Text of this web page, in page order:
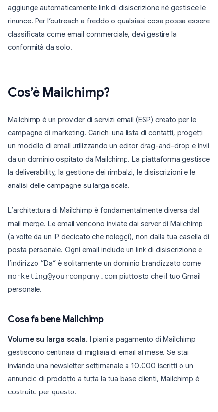
aggiunge automaticamente link di disiscrizione né gestisce le
rinunce. Per l’outreach a freddo o qualsiasi cosa possa essere
classificata come email commerciale, devi gestire la
conformità da solo.
Cos’è Mailchimp?
Mailchimp è un provider di servizi email (ESP) creato per le
campagne di marketing. Carichi una lista di contatti, progetti
un modello di email utilizzando un editor drag-and-drop e invii
da un dominio ospitato da Mailchimp. La piattaforma gestisce
la deliverability, la gestione dei rimbalzi, le disiscrizioni e le
analisi delle campagne su larga scala.
L’architettura di Mailchimp è fondamentalmente diversa dal
mail merge. Le email vengono inviate dai server di Mailchimp
(a volte da un IP dedicato che noleggi), non dalla tua casella di
posta personale. Ogni email include un link di disiscrizione e
l’indirizzo “Da” è solitamente un dominio brandizzato come
marketing@yourcompany.com piuttosto che il tuo Gmail
personale.
Cosa fa bene Mailchimp
Volume su larga scala. I piani a pagamento di Mailchimp
gestiscono centinaia di migliaia di email al mese. Se stai
inviando una newsletter settimanale a 10.000 iscritti o un
annuncio di prodotto a tutta la tua base clienti, Mailchimp è
costruito per questo.